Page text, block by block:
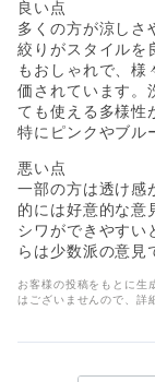
良い点
多くの方が涼しさ
絞りがスタイルを
もおしゃれで、様
価されています。
ても使える多様性
特にピンクやブル
悪い点
一部の方は透け感
的には好意的な意
シワができやすい
らは少数派の意見
お客様の投稿をもとに生
はございませんので、詳